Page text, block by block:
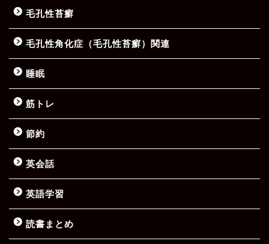
毛孔性苔癬
毛孔性角化症（毛孔性苔癬）関連
睡眠
筋トレ
節約
英会話
英語学習
読書まとめ